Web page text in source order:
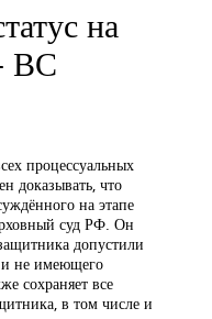
на
ВС
процессуальных
доказывать, что
на этапе
суд РФ. Он
допустили
и не имеющего
сохраняет все
в том числе и